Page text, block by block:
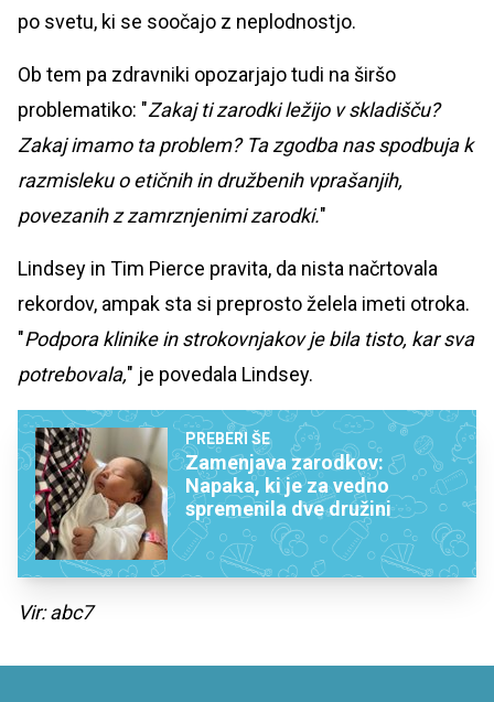
po svetu, ki se soočajo z neplodnostjo.
Ob tem pa zdravniki opozarjajo tudi na širšo
problematiko: "Zakaj ti zarodki ležijo v skladišču?
Zakaj imamo ta problem? Ta zgodba nas spodbuja k
razmisleku o etičnih in družbenih vprašanjih,
povezanih z zamrznjenimi zarodki."
Lindsey in Tim Pierce pravita, da nista načrtovala
rekordov, ampak sta si preprosto želela imeti otroka.
"Podpora klinike in strokovnjakov je bila tisto, kar sva
potrebovala," je povedala Lindsey.
PREBERI ŠE
Zamenjava zarodkov:
Napaka, ki je za vedno
spremenila dve družini
Vir: abc7